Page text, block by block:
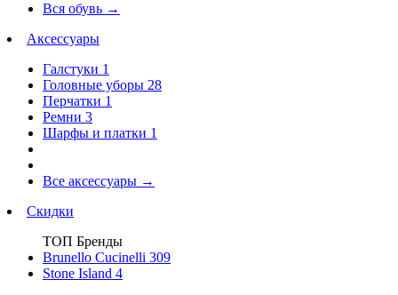
Вся обувь →
Аксессуары
Галстуки 1
Головные уборы 28
Перчатки 1
Ремни 3
Шарфы и платки 1
Все аксессуары →
Скидки
ТОП Бренды
Brunello Cucinelli 309
Stone Island 4